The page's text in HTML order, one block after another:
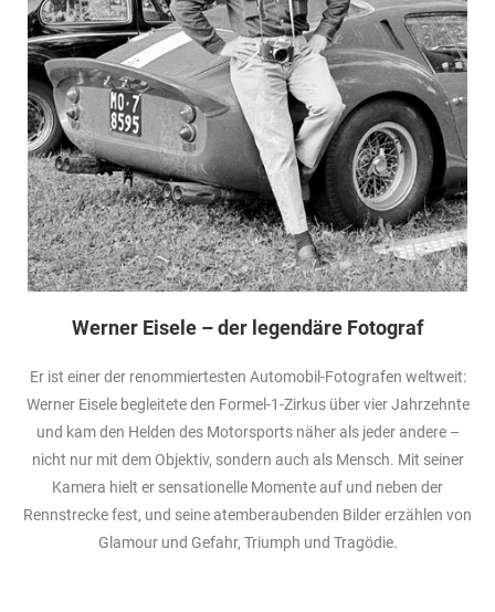
Werner Eisele – der legendäre Fotograf
Er ist einer der renommiertesten Automobil-Fotografen weltweit:
Werner Eisele begleitete den Formel-1-Zirkus über vier Jahrzehnte
und kam den Helden des Motorsports näher als jeder andere –
nicht nur mit dem Objektiv, sondern auch als Mensch. Mit seiner
Kamera hielt er sensationelle Momente auf und neben der
Rennstrecke fest, und seine atemberaubenden Bilder erzählen von
Glamour und Gefahr, Triumph und Tragödie.